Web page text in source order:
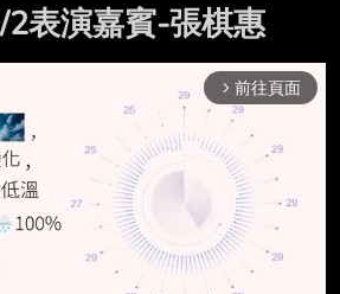
表演嘉賓-張棋惠
arrow_forward_ios 前往頁面